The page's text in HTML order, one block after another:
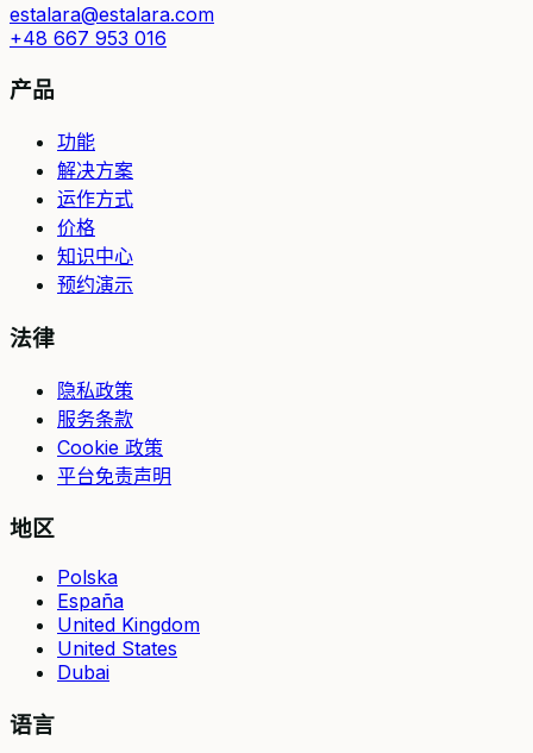
estalara@estalara.com
+48 667 953 016
产品
功能
解决方案
运作方式
价格
知识中心
预约演示
法律
隐私政策
服务条款
Cookie 政策
平台免责声明
地区
Polska
España
United Kingdom
United States
Dubai
语言